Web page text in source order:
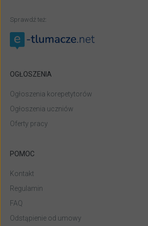
Sprawdź też:
OGŁOSZENIA
Ogłoszenia korepetytorów
Ogłoszenia uczniów
Oferty pracy
POMOC
Kontakt
Regulamin
FAQ
Odstąpienie od umowy